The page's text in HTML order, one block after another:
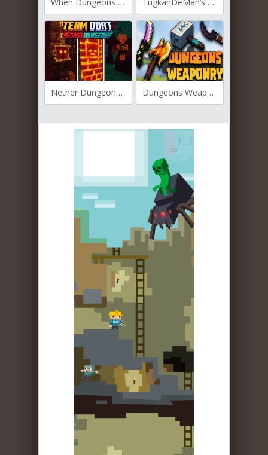
Nether Dungeons для Майнкрафт [1.19.3, 1.19.2] Dungeons Weaponry для Майнкрафт [1.19.2, 1.18.2, 1.17.1]